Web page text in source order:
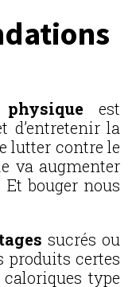
est
d’entretenir la
lutter contre le
va augmenter
Et bouger nous
sucrés ou
produits certes
type